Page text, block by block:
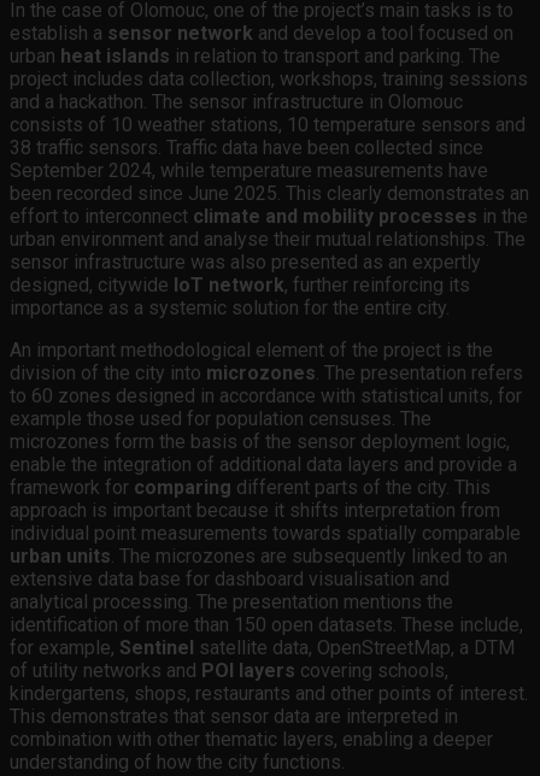
In the case of Olomouc, one of the project’s main tasks is to
establish a sensor network and develop a tool focused on
urban heat islands in relation to transport and parking. The
project includes data collection, workshops, training sessions
and a hackathon. The sensor infrastructure in Olomouc
consists of 10 weather stations, 10 temperature sensors and
38 traffic sensors. Traffic data have been collected since
September 2024, while temperature measurements have
been recorded since June 2025. This clearly demonstrates an
effort to interconnect climate and mobility processes in the
urban environment and analyse their mutual relationships. The
sensor infrastructure was also presented as an expertly
designed, citywide IoT network, further reinforcing its
importance as a systemic solution for the entire city.
An important methodological element of the project is the
division of the city into microzones. The presentation refers
to 60 zones designed in accordance with statistical units, for
example those used for population censuses. The
microzones form the basis of the sensor deployment logic,
enable the integration of additional data layers and provide a
framework for comparing different parts of the city. This
approach is important because it shifts interpretation from
individual point measurements towards spatially comparable
urban units. The microzones are subsequently linked to an
extensive data base for dashboard visualisation and
analytical processing. The presentation mentions the
identification of more than 150 open datasets. These include,
for example, Sentinel satellite data, OpenStreetMap, a DTM
of utility networks and POI layers covering schools,
kindergartens, shops, restaurants and other points of interest.
This demonstrates that sensor data are interpreted in
combination with other thematic layers, enabling a deeper
understanding of how the city functions.